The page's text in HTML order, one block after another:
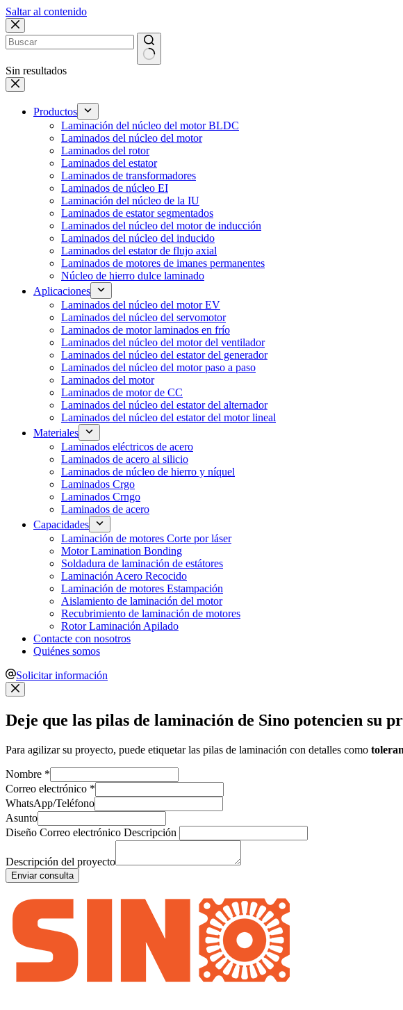
Saltar al contenido
Sin resultados
Productos
Laminación del núcleo del motor BLDC
Laminados del núcleo del motor
Laminados del rotor
Laminados del estator
Laminados de transformadores
Laminados de núcleo EI
Laminación del núcleo de la IU
Laminados de estator segmentados
Laminados del núcleo del motor de inducción
Laminados del núcleo del inducido
Laminados del estator de flujo axial
Laminados de motores de imanes permanentes
Núcleo de hierro dulce laminado
Aplicaciones
Laminados del núcleo del motor EV
Laminados del núcleo del servomotor
Laminados de motor laminados en frío
Laminados del núcleo del motor del ventilador
Laminados del núcleo del estator del generador
Laminados del núcleo del motor paso a paso
Laminados del motor
Laminados de motor de CC
Laminados del núcleo del estator del alternador
Laminados del núcleo del estator del motor lineal
Materiales
Laminados eléctricos de acero
Laminados de acero al silicio
Laminados de núcleo de hierro y níquel
Laminados Crgo
Laminados Crngo
Laminados de acero
Capacidades
Laminación de motores Corte por láser
Motor Lamination Bonding
Soldadura de laminación de estátores
Laminación Acero Recocido
Laminación de motores Estampación
Aislamiento de laminación del motor
Recubrimiento de laminación de motores
Rotor Laminación Apilado
Contacte con nosotros
Quiénes somos
Solicitar información
Deje que las pilas de laminación de Sino potencien su
Para agilizar su proyecto, puede etiquetar las pilas de laminación con detalles como
Nombre *
Correo electrónico *
WhatsApp/Teléfono
Asunto
Diseño Correo electrónico Descripción
Descripción del proyecto
Enviar consulta